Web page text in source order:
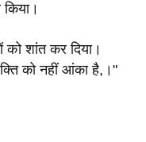
को शांत कर दिया।​
को नहीं आंका है,।"